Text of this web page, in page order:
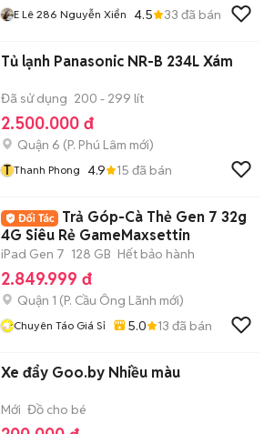
E Lê 286 Nguyễn Xiển 4.5 33 đã bán
Tủ lạnh Panasonic NR-B 234L Xám
Đã sử dụng 200 - 299 lít
2.500.000 đ
Quận 6 (P. Phú Lâm mới)
T Thanh Phong 4.9 15 đã bán
Trả Góp-Cà Thẻ Gen 7 32g
4G Siêu Rẻ GameMaxsettin
iPad Gen 7 128 GB Hết bảo hành
2.849.999 đ
Quận 1 (P. Cầu Ông Lãnh mới)
Chuyên Táo Giá Sỉ 5.0 13 đã bán
Xe đẩy Goo.by Nhiều màu
Mới Đồ cho bé